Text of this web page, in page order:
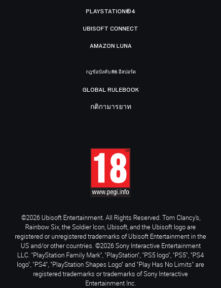
PLAYSTATION®4
UBISOFT CONNECT
AMAZON LUNA
กฎข้อบังคับ R6 อีสปอร์ต
GLOBAL RULEBOOK
กติกามารยาท
©2026 Ubisoft Entertainment. All Rights Reserved. Tom Clancy’s,
Rainbow Six, the Soldier Icon, Ubisoft, and the Ubisoft logo are
registered or unregistered trademarks of Ubisoft Entertainment in the
US and/or other countries. ©2026 Sony Interactive Entertainment
LLC. "PlayStation Family Mark", "PlayStation", "PS5 logo", "PS5", "PS4
logo", "PS4", "PlayStation Shapes Logo" and "Play Has No Limits" are
registered trademarks or trademarks of Sony Interactive
Entertainment Inc.